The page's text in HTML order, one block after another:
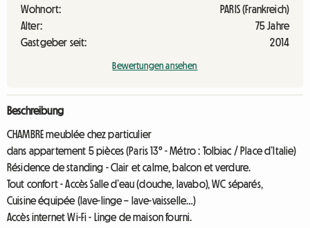
Wohnort:
PARIS (Frankreich)
Alter:
75 Jahre
Gastgeber seit:
2014
Bewertungen ansehen
Beschreibung
CHAMBRE meublée chez particulier
dans appartement 5 pièces (Paris 13° - Métro : Tolbiac / Place d’Italie)
Résidence de standing - Clair et calme, balcon et verdure.
Tout confort - Accès Salle d’eau (douche, lavabo), WC séparés,
Cuisine équipée (lave-linge – lave-vaisselle…)
Accès internet Wi-Fi - Linge de maison fourni.